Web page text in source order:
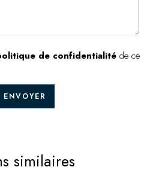
de confidentialité de ce
ENVOYER
similaires